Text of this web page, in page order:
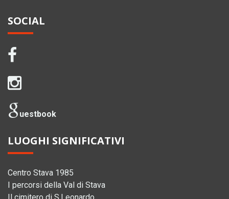
SOCIAL
uestbook
LUOGHI SIGNIFICATIVI
Centro Stava 1985
I percorsi della Val di Stava